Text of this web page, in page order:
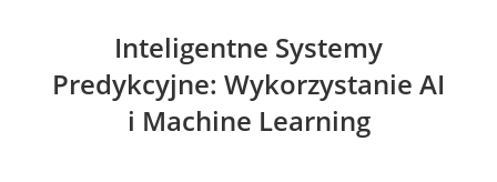
Inteligentne Systemy
Predykcyjne: Wykorzystanie AI
i Machine Learning